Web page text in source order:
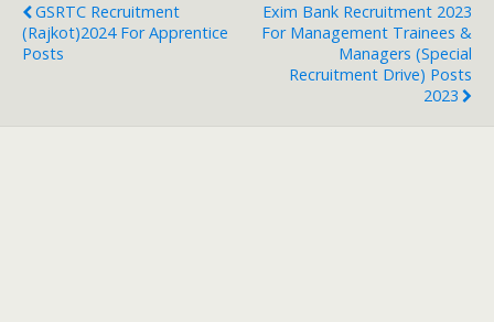
GSRTC Recruitment
(Rajkot)2024 For Apprentice
Posts
Exim Bank Recruitment 2023
For Management Trainees &
Managers (Special
Recruitment Drive) Posts
2023